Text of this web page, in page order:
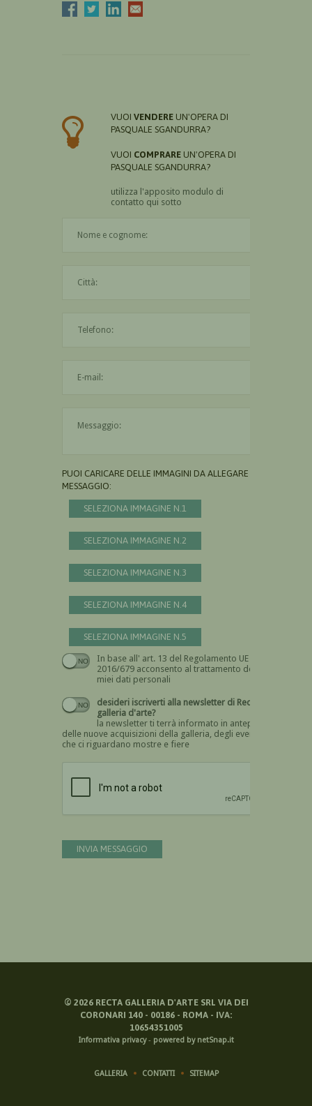
VUOI VENDERE UN'OPERA DI
PASQUALE SGANDURRA?
VUOI COMPRARE UN'OPERA DI
PASQUALE SGANDURRA?
utilizza l'apposito modulo di
contatto qui sotto
PUOI CARICARE DELLE IMMAGINI DA ALLEGARE AL
MESSAGGIO:
SELEZIONA IMMAGINE N.1
SELEZIONA IMMAGINE N.2
SELEZIONA IMMAGINE N.3
SELEZIONA IMMAGINE N.4
SELEZIONA IMMAGINE N.5
In base all' art. 13 del Regolamento UE n.
2016/679 acconsento al trattamento dei
miei dati personali
Devi dare il consenso
desideri iscriverti alla newsletter di Recta
galleria d'arte?
la newsletter ti terrà informato in anteprima
delle nuove acquisizioni della galleria, degli eventi
che ci riguardano mostre e fiere
INVIA MESSAGGIO
© 2026RECTA GALLERIA D'ARTE SRL VIA DEI
CORONARI 140 - 00186 - ROMA - IVA:
10654351005
Informativa privacy- powered by netSnap.it
GALLERIA CONTATTI SITEMAP